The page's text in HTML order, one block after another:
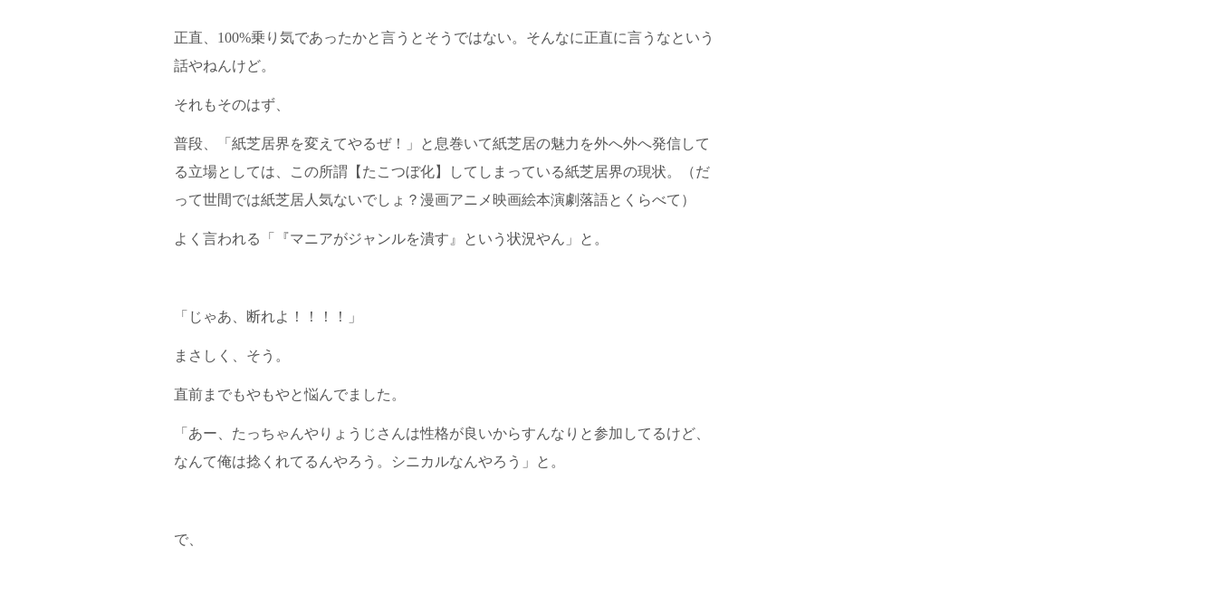
正直、100%乗り気であったかと言うとそうではない。そんなに正直に言うなという
話やねんけど。
それもそのはず、
普段、「紙芝居界を変えてやるぜ！」と息巻いて紙芝居の魅力を外へ外へ発信して
る立場としては、この所謂【たこつぼ化】してしまっている紙芝居界の現状。（だ
って世間では紙芝居人気ないでしょ？漫画アニメ映画絵本演劇落語とくらべて）
よく言われる「『マニアがジャンルを潰す』という状況やん」と。
「じゃあ、断れよ！！！！」
まさしく、そう。
直前までもやもやと悩んでました。
「あー、たっちゃんやりょうじさんは性格が良いからすんなりと参加してるけど、
なんて俺は捻くれてるんやろう。シニカルなんやろう」と。
で、